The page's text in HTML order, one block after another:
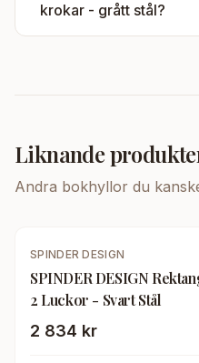
krokar - grått stål?
Liknande
Andra bokhyllor du
SPINDER DESIGN
SPINDER DESIGN
2 Luckor - Svart Stål
2 834 kr